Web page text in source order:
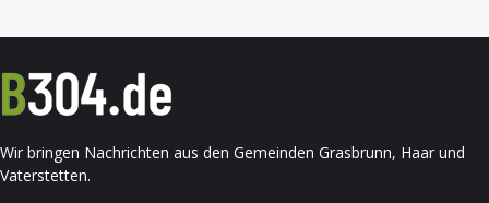
Wir bringen Nachrichten aus den Gemeinden Grasbrunn, Haar und
Vaterstetten.